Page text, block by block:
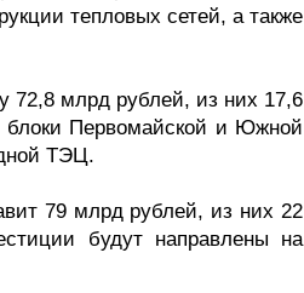
тепловых сетей, а также
млрд рублей, из них 17,6
блоки Первомайской и Южной
ТЭЦ.
79 млрд рублей, из них 22
будут направлены на